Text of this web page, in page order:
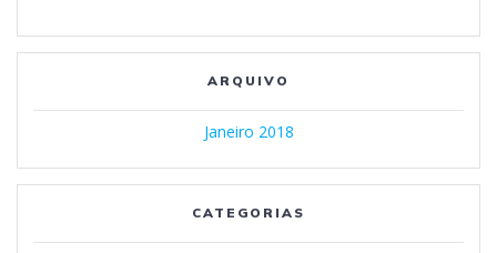
ARQUIVO
Janeiro 2018
CATEGORIAS